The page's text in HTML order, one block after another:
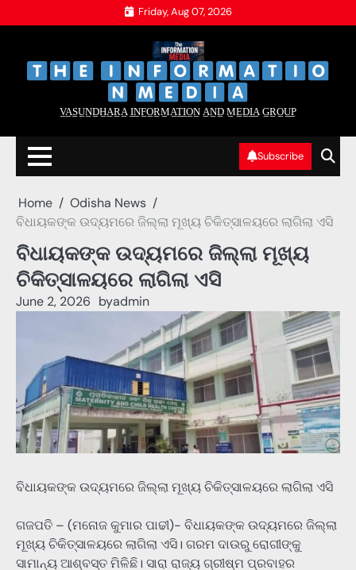
to
Friday, Aug 07, 2026
V̲A̲S̲U̲N̲D̲H̲A̲R̲A̲ I̲N̲F̲O̲R̲M̲A̲T̲I̲O̲N̲ A̲N̲D̲ M̲E̲D̲I̲A̲ G̲R̲O̲U̲P̲
Subscribe
Home
Odisha News
ବିଧାୟକଙ୍କ ଉଦ୍ୟମରେ ଜିଲ୍ଲା ମୂଖ୍ୟ ଚିକିତ୍ସାଳୟରେ ଲାଗିଲା ଏସି
ବିଧାୟକଙ୍କ ଉଦ୍ୟମରେ ଜିଲ୍ଲା ମୂଖ୍ୟ
ଚିକିତ୍ସାଳୟରେ ଲାଗିଲା ଏସି
June 2, 2026 byadmin
ବିଧାୟକଙ୍କ ଉଦ୍ୟମରେ ଜିଲ୍ଲା ମୂଖ୍ୟ ଚିକିତ୍ସାଳୟରେ ଲାଗିଲା ଏସି
ଗଜପତି – (ମନୋଜ କୁମାର ପାଢୀ)- ବିଧାୟକଙ୍କ ଉଦ୍ୟମରେ ଜିଲ୍ଲା
ମୂଖ୍ୟ ଚିକିତ୍ସାଳୟରେ ଲାଗିଲା ଏସି। ଗରମ ଦାଉରୁ ରୋଗୀଙ୍କୁ
ସାମାନ୍ୟ ଆଶ୍ବସ୍ତ ମିଳିଛି। ସାରା ରାଜ୍ୟ ଗ୍ରୀଷ୍ମ ପ୍ରବାହର